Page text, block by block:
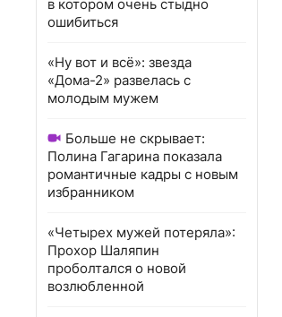
в котором очень стыдно
ошибиться
«Ну вот и всё»: звезда
«Дома-2» развелась с
молодым мужем
Больше не скрывает:
Полина Гагарина показала
романтичные кадры с новым
избранником
«Четырех мужей потеряла»:
Прохор Шаляпин
проболтался о новой
возлюбленной